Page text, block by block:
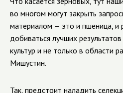
во многом могут закрыть
материалом — это и пшеница, и
добиваться лучших
культур и не только в области
Мишустин.
Так, предстоит наладить